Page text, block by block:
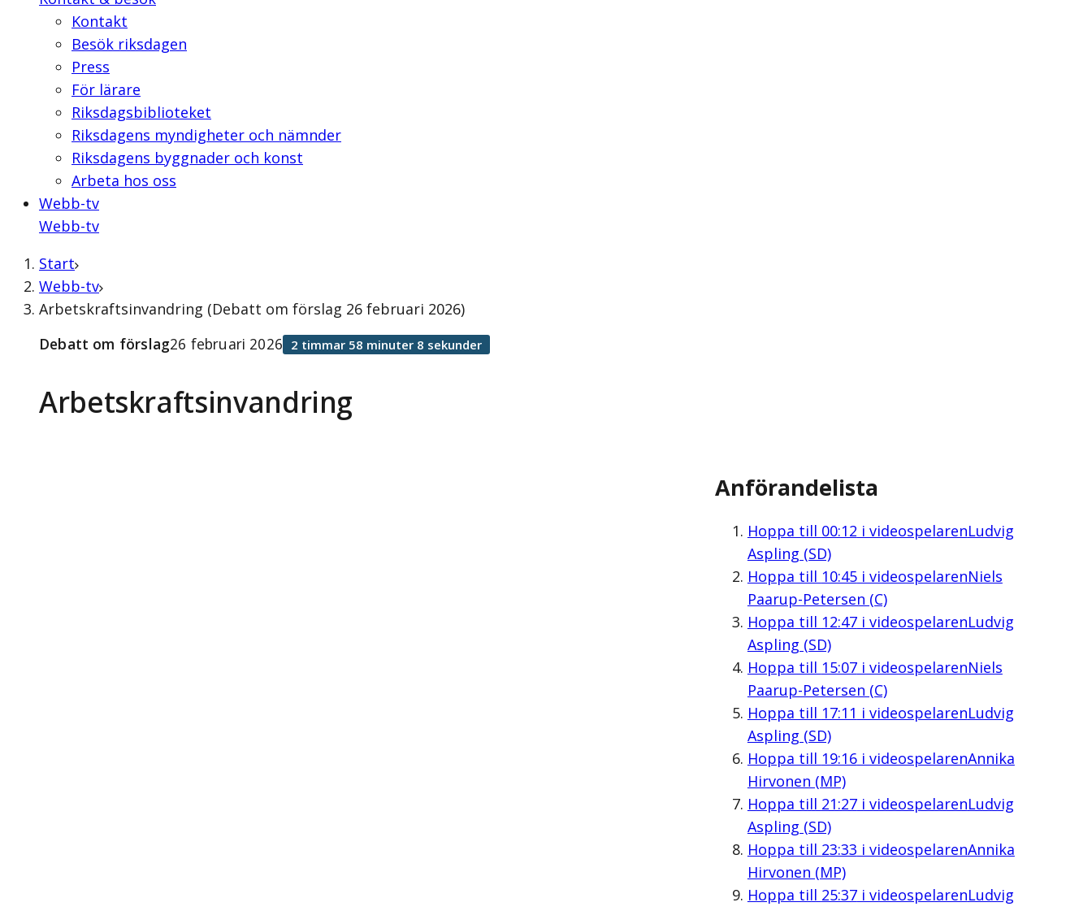
Kontakt
Besök riksdagen
Press
För lärare
Riksdagsbiblioteket
Riksdagens myndigheter och nämnder
Riksdagens byggnader och konst
Arbeta hos oss
Webb-tv
Webb-tv
Start
Webb-tv
Arbetskraftsinvandring (Debatt om förslag 26 februari 2026)
Arbetskraftsinvandring
Debatt om förslag26 februari 2026 2 timmar 58 minuter 8 sekunder
Anförandelista
Hoppa till 00:12 i videospelarenLudvig
Aspling (SD)
Hoppa till 10:45i videospelarenNiels
Paarup-Petersen (C)
Hoppa till 12:47i videospelarenLudvig
Aspling (SD)
Hoppa till 15:07i videospelarenNiels
Paarup-Petersen (C)
Hoppa till 17:11 i videospelarenLudvig
Aspling (SD)
Hoppa till 19:16i videospelarenAnnika
Hirvonen (MP)
Hoppa till 21:27i videospelarenLudvig
Aspling (SD)
Hoppa till 23:33 i videospelarenAnnika
Hirvonen (MP)
Hoppa till 25:37i videospelarenLudvig